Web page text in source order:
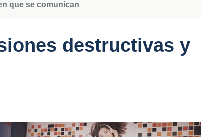
que se comunican
destructivas y